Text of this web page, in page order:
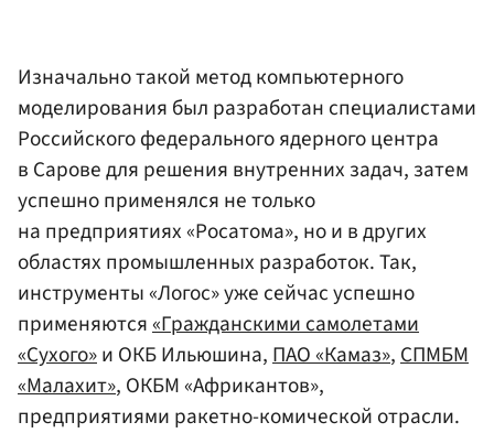
Изначально такой метод компьютерного
моделирования был разработан специалистами
Российского федерального ядерного центра
в Сарове для решения внутренних задач, затем
успешно применялся не только
на предприятиях «Росатома», но и в других
областях промышленных разработок. Так,
инструменты «Логос» уже сейчас успешно
применяются«Гражданскими самолетами
«Сухого»и ОКБ Ильюшина,ПАО «Камаз»,СПМБМ
«Малахит», ОКБМ «Африкантов»,
предприятиями ракетно-комической отрасли.